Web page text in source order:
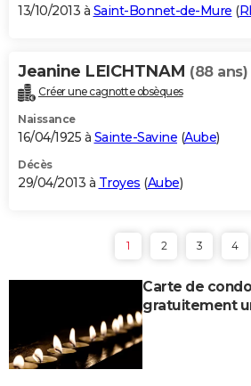
13/10/2013 à Saint-Bonnet-de-Mure (
Jeanine LEICHTNAM (88 ans)
Créer une cagnotte obsèques
Naissance
16/04/1925 à Sainte-Savine (Aube)
Décès
29/04/2013 à Troyes (Aube)
1 2 3 4
Carte de
gratuitement